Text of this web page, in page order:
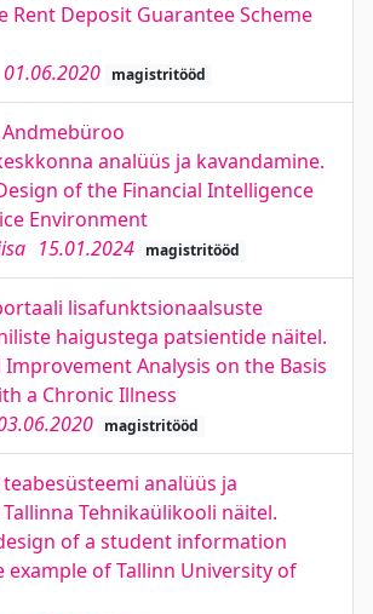
Rent Deposit Guarantee Scheme
01.06.2020 magistritööd
Andmebüroo
analüüs ja kavandamine.
of the Financial Intelligence
Environment
15.01.2024 magistritööd
lisafunktsionaalsuste
haigustega patsientide näitel.
Analysis on the Basis
a Chronic Illness
magistritööd
analüüs ja
Tehnikaülikooli näitel.
of a student information
example of Tallinn University of